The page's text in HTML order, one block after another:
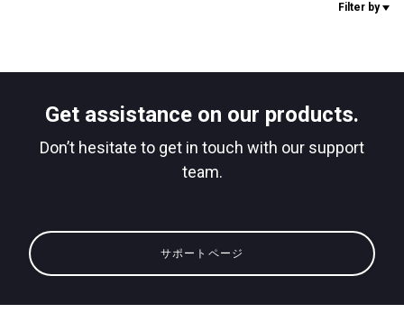
Filter by
Get assistance on our products.
Don’t hesitate to get in touch with our support
team.
サポートページ
プライバシーポリシー